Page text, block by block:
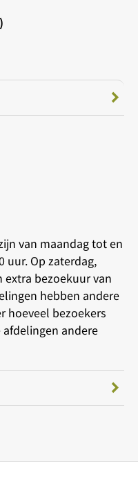
van maandag tot en
uur. Op zaterdag,
extra bezoekuur van
hebben andere
hoeveel bezoekers
andere